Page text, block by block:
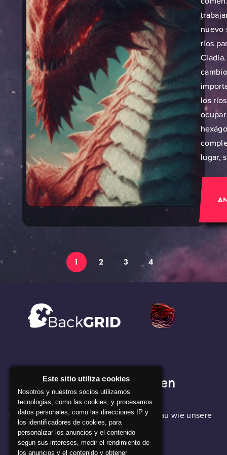
nuevo
ríos
los
lugar,
1 2 3 4
Unser Unternehmen
BackGRID-Software wirkt wie Magie, genau wie unsere
Alchemisten!
Este sitio utiliza cookies
Nosotros y nuestros socios utilizamos
tecnologias, como las cookies, y procesamos
datos personales, como las direcciones IP y
los identificadores de cookies, para
personalizar los anuncios y el contenido
segun sus intereses, medir el rendimiento de
los anuncios y el contenido y obtener